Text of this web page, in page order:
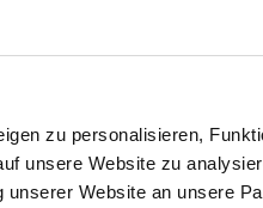
zu personalisieren,
unsere Website zu
Website an unsere
Consulting